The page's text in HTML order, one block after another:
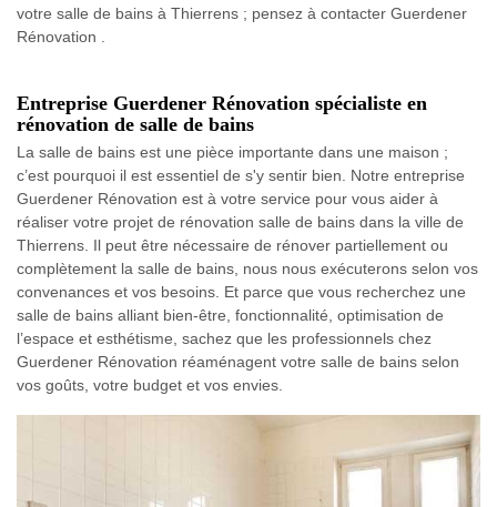
votre salle de bains à Thierrens ; pensez à contacter Guerdener
Rénovation .
Entreprise Guerdener Rénovation spécialiste en
rénovation de salle de bains
La salle de bains est une pièce importante dans une maison ;
c’est pourquoi il est essentiel de s'y sentir bien. Notre entreprise
Guerdener Rénovation est à votre service pour vous aider à
réaliser votre projet de rénovation salle de bains dans la ville de
Thierrens. Il peut être nécessaire de rénover partiellement ou
complètement la salle de bains, nous nous exécuterons selon vos
convenances et vos besoins. Et parce que vous recherchez une
salle de bains alliant bien-être, fonctionnalité, optimisation de
l’espace et esthétisme, sachez que les professionnels chez
Guerdener Rénovation réaménagent votre salle de bains selon
vos goûts, votre budget et vos envies.